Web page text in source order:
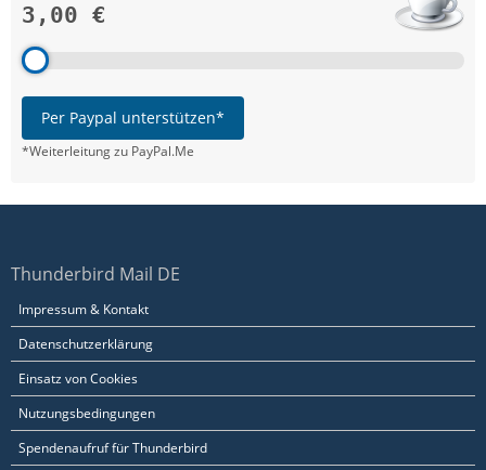
3,00 €
Per Paypal unterstützen*
*Weiterleitung zu PayPal.Me
Thunderbird Mail DE
Impressum & Kontakt
Datenschutzerklärung
Einsatz von Cookies
Nutzungsbedingungen
Spendenaufruf für Thunderbird